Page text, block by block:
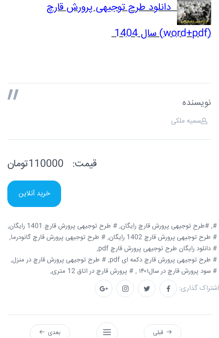
دانلود طرح توجیهی پرورش قارچ
(word+pdf) سال 1404
نویسنده
سمیه ملکی
قیمت:
خرید آنلاین
#, #طرح توجیهی پرورش قارچ رایگان, # طرح توجیهی پرورش قارچ 1401 رایگان,
# طرح توجیهی پرورش قارچ 1402 رایگان,
# طرح توجیهی پرورش قارچ گانودرما,
# دانلود رایگان طرح توجیهی پرورش قارچ pdf,
# طرح توجیهی پرورش قارچ دکمه ای pdf,
# طرح توجیهی پرورش قارچ در منزل,
# سود پرورش قارچ در سال۱۴۰۱ ,
# پرورش قارچ در اتاق 12 متری,
اشتراک گذاری:
قبلی بعدی